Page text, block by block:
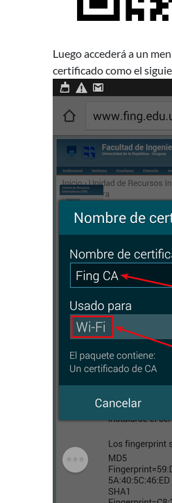
Luego accederá a un
certificado como el